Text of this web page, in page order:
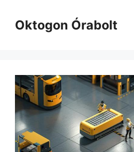
tartalomba
Oktogon Órabolt